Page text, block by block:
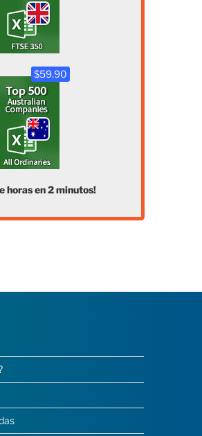
$59.90
horas en 2 minutos!